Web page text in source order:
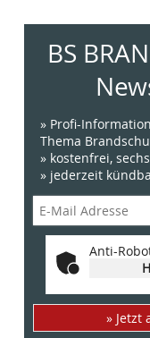
BS
» Profi-
Thema
» kostenfrei,
» jederzeit
Anti-
» Jetzt